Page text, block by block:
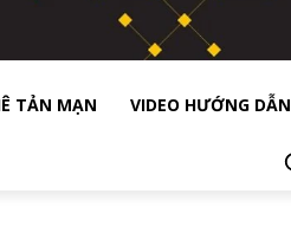
TẢN MẠN VIDEO HƯỚNG DẪN